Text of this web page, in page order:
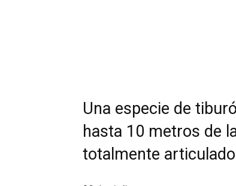
Una especie de
hasta 10 metros de
totalmente